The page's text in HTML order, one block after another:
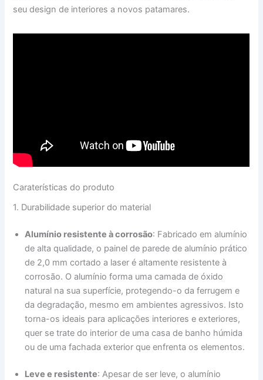
seu design de interiores a novos patamares.
Caraterísticas do produto
1. Durabilidade superior do material
Alumínio resistente à corrosão: Fabricado em alumínio
de alta qualidade, o painel de parede de alumínio prático
de 2,0 mm cortado a laser é altamente resistente à
corrosão. O alumínio forma uma camada de óxido
natural na sua superfície, protegendo-o da ferrugem e
da degradação, mesmo em ambientes agressivos. Isto
torna-os ideais para aplicações interiores e exteriores,
quer se trate do interior de uma casa de banho húmida
ou de uma fachada exterior que enfrenta os elementos.
Leve e resistente: Apesar de ser leve, o alumínio